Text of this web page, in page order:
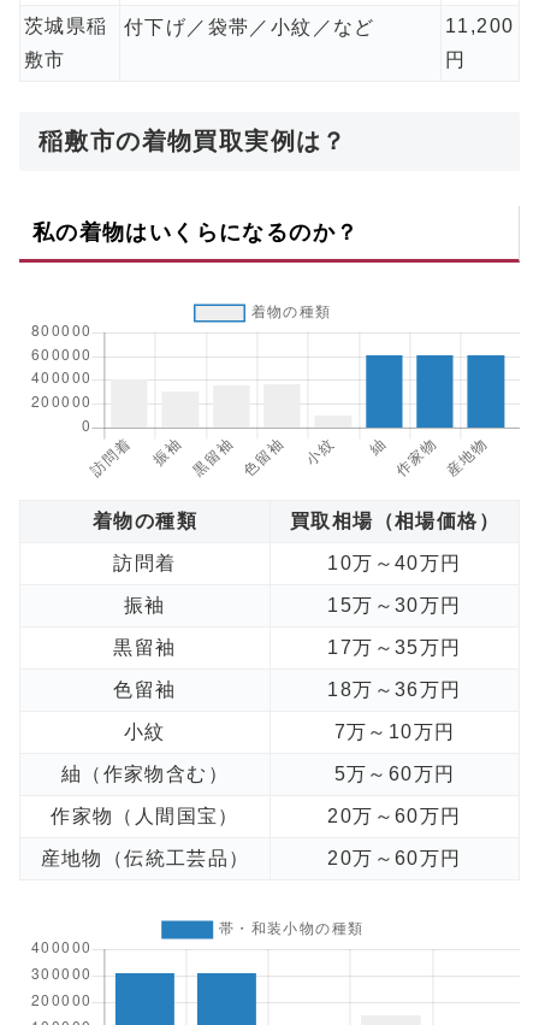
茨城県稲
敷市
付下げ／袋帯／小紋／など
11,200
円
稲敷市の着物買取実例は？
私の着物はいくらになるのか？
着物の種類 買取相場（相場価格）
訪問着 10万～40万円
振袖 15万～30万円
黒留袖 17万～35万円
色留袖 18万～36万円
小紋 7万～10万円
紬（作家物含む） 5万～60万円
作家物（人間国宝） 20万～60万円
産地物（伝統工芸品） 20万～60万円